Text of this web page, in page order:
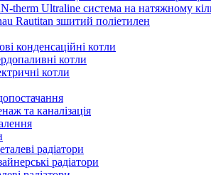
therm Ultraline система на натяжному
Rautitan зшитий поліетилен
конденсаційні котли
котли
котли
та каналізація
радіатори
радіатори